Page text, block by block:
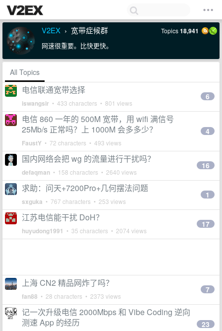
V2EX › 宽带症候群 Topics18,941
网速很重要。比快更快。
All Topics
电信联通宽带选择
iswangsir • 433 characters • 801 views
6
电信 860 一年的 500M 宽带，用 wifi 满信号
25Mb/s 正常吗？上 1000M 会多多少？
FaustY • 72 characters • 493 views
4
国内网络会把 wg 的流量进行干扰吗？
defaqman • 158 characters • 2640 views
16
求助：问天+7200Pro+几何摆法问题
sxguka • 767 characters • 253 views
1
江苏电信能干扰 DoH？
huyudong1991 • 35 characters • 2074 views
17
上海 CN2 精品网炸了吗？
fan88 • 28 characters • 2373 views
7
记一次升级电信 2000Mbps 和 Vibe Coding 逆向
测速 App 的经历
23